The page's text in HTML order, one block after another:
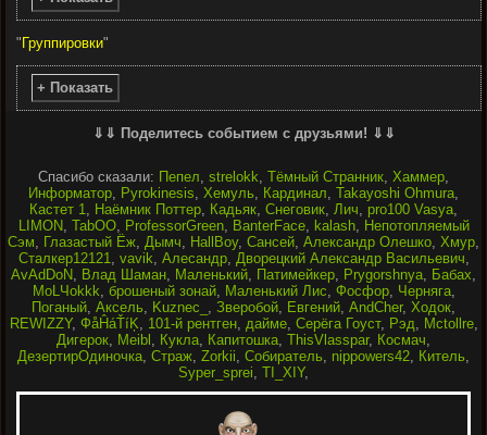
"Группировки"
+ Показать
⇓⇓ Поделитесь событием с друзьями! ⇓⇓
Спасибо сказали: Пепел strelokk Тёмный Странник Хаммер
Информатор
Pyrokinesis Хемуль Кардинал Takayoshi Ohmura
Кастет 1
Наёмник Поттер Кадьяк Снеговик Лич pro100 Vasya
LIMON
TabOO, ProfessorGreen, BanterFace, kalash,
Непотопляемый
Сэм
Глазастый Ёж Дымч HallBoy, Сансей Александр Олешко Хмур
Сталкер12121
vavik Алесандр, Дворецкий Александр Васильевич
AvAdDoN
Влад Шаман Маленький Патимейкер Prygorshnya Бабах
MoLЧokkk брошеный зонай, Маленький Лис Фосфор, Черняга,
Поганый Аксель Kuznec_ Зверобой Евгений AndCher, Ходок
REWIZZY, ФåĤáŤíĶ 101-й рентген, дайме, Серёга Гоуст, Рэд Mctollre,
Дигерок
Meibl Кукла Капитошка ThisVlasspar, Космач
ДезертирОдиночка Страж Zorkii Собиратель nippowers42 Китель
Syper_sprei TI_XIY,